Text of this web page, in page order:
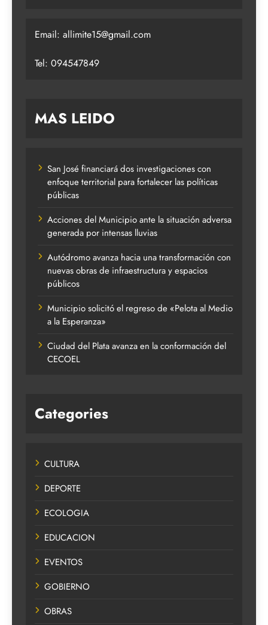
Email: allimite15@gmail.com
Tel: 094547849
MAS LEIDO
San José financiará dos investigaciones con
enfoque territorial para fortalecer las políticas
públicas
Acciones del Municipio ante la situación adversa
generada por intensas lluvias
Autódromo avanza hacia una transformación con
nuevas obras de infraestructura y espacios
públicos
Municipio solicitó el regreso de «Pelota al Medio
a la Esperanza»
Ciudad del Plata avanza en la conformación del
CECOEL
Categories
CULTURA
DEPORTE
ECOLOGIA
EDUCACION
EVENTOS
GOBIERNO
OBRAS